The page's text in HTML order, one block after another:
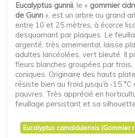
Eucalyptus gunnii, le « gommier
de Gunn », est un arbre ou grand
entre 10 et 25 mètres, à écorce
desquamant par plaques. Le
argenté, très ornemental, laisse
adultes lancéolées, vert bleuté. Il
fleurs blanches groupées par trois,
coniques. Originaire des hauts
résiste bien au froid jusqu’à -15
pauvres. Très apprécié en
feuillage persistant et sa
Eucalyptus camaldulensis (Gommier